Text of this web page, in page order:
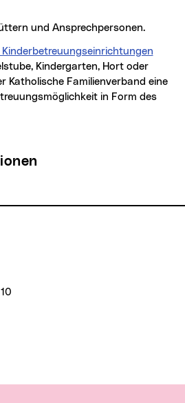
und Ansprechpersonen.
Kindergarten, Hort oder
Katholische Familienverband eine
in Form des